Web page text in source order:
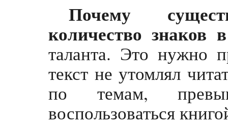
Почему
количество знаков
таланта. Это нужно
текст не утомлял
по темам,
воспользоваться